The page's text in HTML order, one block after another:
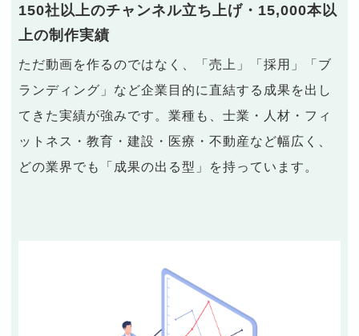
150社以上のチャンネル立ち上げ・15,000本以
上の制作実績
ただ動画を作るのではなく、「売上」「採用」「ブ
ランディング」など企業目的に直結する成果を出し
てきた実績が強みです。業種も、士業・人材・フィ
ットネス・教育・建設・医療・不動産など幅広く、
どの業界でも「成果の出る型」を持っています。